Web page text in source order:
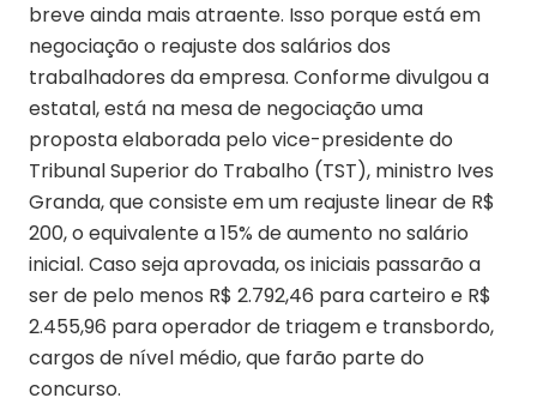
breve ainda mais atraente. Isso porque está em
negociação o reajuste dos salários dos
trabalhadores da empresa. Conforme divulgou a
estatal, está na mesa de negociação uma
proposta elaborada pelo vice-presidente do
Tribunal Superior do Trabalho (TST), ministro Ives
Granda, que consiste em um reajuste linear de R$
200, o equivalente a 15% de aumento no salário
inicial. Caso seja aprovada, os iniciais passarão a
ser de pelo menos R$ 2.792,46 para carteiro e R$
2.455,96 para operador de triagem e transbordo,
cargos de nível médio, que farão parte do
concurso.